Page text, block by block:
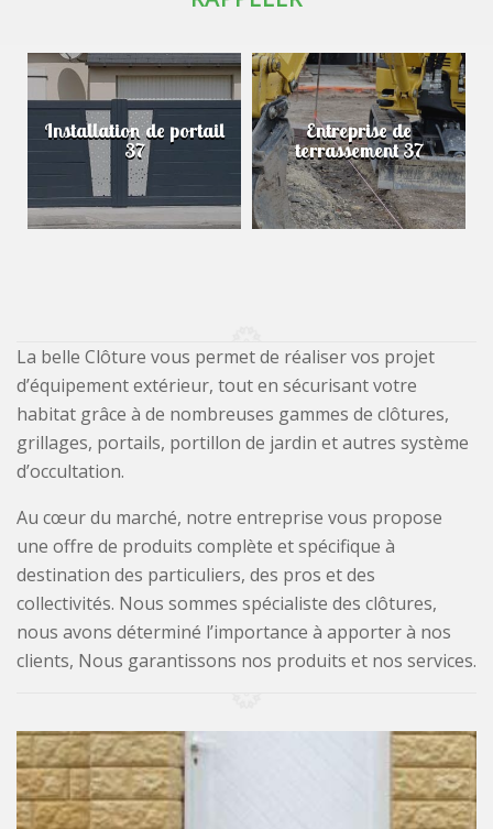
Installation de portail
37
Entreprise de
terrassement 37
La belle Clôture vous permet de réaliser vos projet
d’équipement extérieur, tout en sécurisant votre
habitat grâce à de nombreuses gammes de clôtures,
grillages, portails, portillon de jardin et autres système
d’occultation.
Au cœur du marché, notre entreprise vous propose
une offre de produits complète et spécifique à
destination des particuliers, des pros et des
collectivités. Nous sommes spécialiste des clôtures,
nous avons déterminé l’importance à apporter à nos
clients, Nous garantissons nos produits et nos services.